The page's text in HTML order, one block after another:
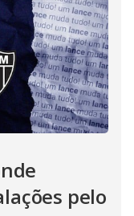
pelo